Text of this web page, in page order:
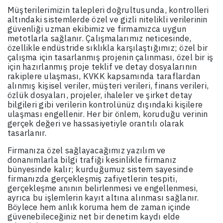
Müşterilerimizin talepleri doğrultusunda, kontrolleri
altındaki sistemlerde özel ve gizli nitelikli verilerinin
güvenliği uzman ekibimiz ve firmamızca uygun
metotlarla sağlanır. Çalışmalarımız neticesinde,
özellikle endüstride sıklıkla karşılaştığımız; özel bir
çalışma için tasarlanmış projenin çalınması, özel bir iş
için hazırlanmış proje teklif ve detay dosyalarının
rakiplere ulaşması, KVKK kapsamında taraflardan
alınmış kişisel veriler, müşteri verileri, finans verileri,
özlük dosyaları, projeler, ihaleler ve şirket detay
bilgileri gibi verilerin kontrolünüz dışındaki kişilere
ulaşması engellenir. Her bir önlem, koruduğu verinin
gerçek değeri ve hassasiyetiyle orantılı olarak
tasarlanır.
Firmanıza özel sağlayacağımız yazılım ve
donanımlarla bilgi trafiği kesinlikle firmanız
bünyesinde kalır; kurduğumuz sistem sayesinde
firmanızda gerçekleşmiş zafiyetlerin tespiti,
gerçekleşme anının belirlenmesi ve engellenmesi,
ayrıca bu işlemlerin kayıt altına alınması sağlanır.
Böylece hem anlık koruma hem de zaman içinde
güvenebileceğiniz net bir denetim kaydı elde